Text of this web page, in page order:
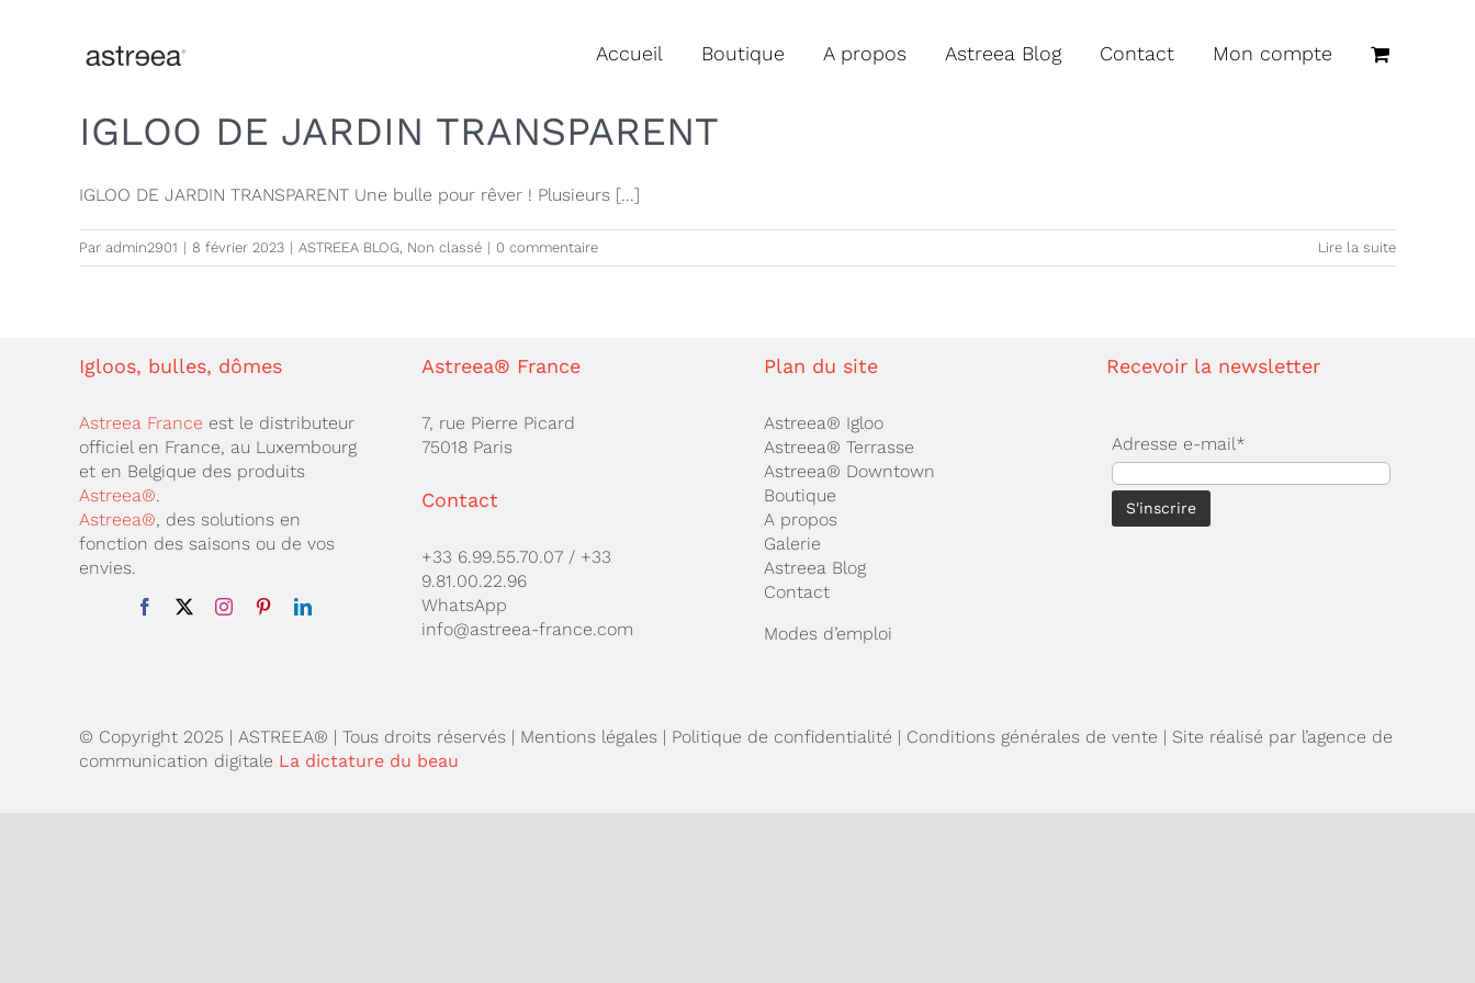
Accueil Boutique A propos Astreea Blog Contact Mon compte
IGLOO DE JARDIN TRANSPARENT
IGLOO DE JARDIN TRANSPARENT Une bulle pour rêver ! Plusieurs [...]
Par admin2901 | 8 février 2023 | ASTREEA BLOG, Non classé | 0 commentaire Lire la suite
Igloos, bulles, dômes
Astreea France est le distributeur
officiel en France, au Luxembourg
et en Belgique des produits
Astreea®.
Astreea®, des solutions en
fonction des saisons ou de vos
envies.
Astreea® France
7, rue Pierre Picard
75018 Paris
Contact
+33 6.99.55.70.07/ +33
9.81.00.22.96
WhatsApp
info@astreea-france.com
Plan du site
Astreea® Igloo
Astreea® Terrasse
Astreea® Downtown
Boutique
A propos
Galerie
Astreea Blog
Contact
Modes d’emploi
Recevoir la newsletter
Adresse e-mail*
© Copyright 2025 | ASTREEA® | Tous droits réservés | Mentions légales| Politique de confidentialité | Conditions générales de vente | Site réalisé par l’agence de
communication digitale La dictature du beau